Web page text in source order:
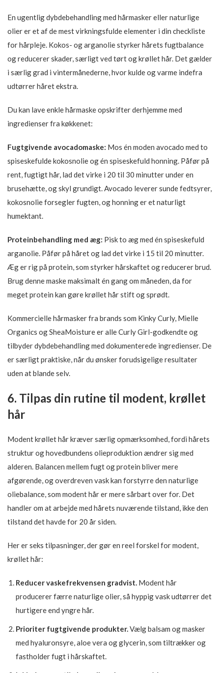
En ugentlig dybdebehandling med hårmasker eller naturlige
olier er et af de mest virkningsfulde elementer i din checkliste
for hårpleje. Kokos- og arganolie styrker hårets fugtbalance
og reducerer skader, særligt ved tørt og krøllet hår. Det gælder
i særlig grad i vintermånederne, hvor kulde og varme indefra
udtørrer håret ekstra.
Du kan lave enkle hårmaske opskrifter derhjemme med
ingredienser fra køkkenet:
Fugtgivende avocadomaske: Mos én moden avocado med to
spiseskefulde kokosnolie og én spiseskefuld honning. Påfør på
rent, fugtigt hår, lad det virke i 20 til 30 minutter under en
brusehætte, og skyl grundigt. Avocado leverer sunde fedtsyrer,
kokosnolie forsegler fugten, og honning er et naturligt
humektant.
Proteinbehandling med æg: Pisk to æg med én spiseskefuld
arganolie. Påfør på håret og lad det virke i 15 til 20 minutter.
Æg er rig på protein, som styrker hårskaftet og reducerer brud.
Brug denne maske maksimalt én gang om måneden, da for
meget protein kan gøre krøllet hår stift og sprødt.
Kommercielle hårmasker fra brands som Kinky Curly, Mielle
Organics og SheaMoisture er alle Curly Girl-godkendte og
tilbyder dybdebehandling med dokumenterede ingredienser. De
er særligt praktiske, når du ønsker forudsigelige resultater
uden at blande selv.
6. Tilpas din rutine til modent, krøllet
hår
Modent krøllet hår kræver særlig opmærksomhed, fordi hårets
struktur og hovedbundens olieproduktion ændrer sig med
alderen. Balancen mellem fugt og protein bliver mere
afgørende, og overdreven vask kan forstyrre den naturlige
oliebalance, som modent hår er mere sårbart over for. Det
handler om at arbejde med hårets nuværende tilstand, ikke den
tilstand det havde for 20 år siden.
Her er seks tilpasninger, der gør en reel forskel for modent,
krøllet hår:
Reducer vaskefrekvensen gradvist. Modent hår
producerer færre naturlige olier, så hyppig vask udtørrer det
hurtigere end yngre hår.
Prioriter fugtgivende produkter. Vælg balsam og masker
med hyaluronsyre, aloe vera og glycerin, som tiltrækker og
fastholder fugt i hårskaftet.